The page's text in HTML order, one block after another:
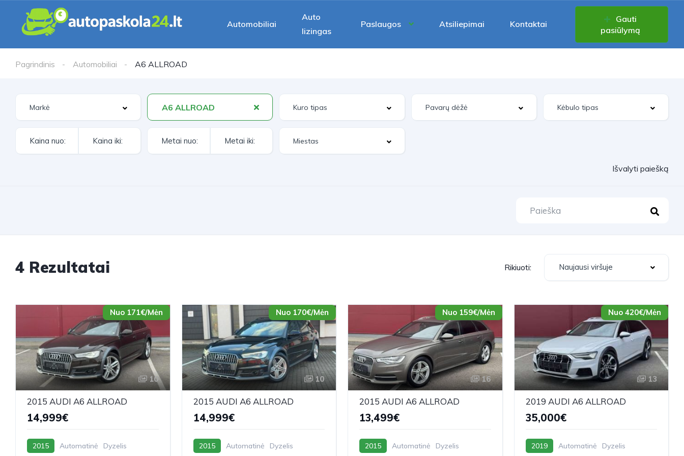
Automobiliai
Auto
lizingas
Paslaugos Atsiliepimai Kontaktai
Gauti
pasiūlymą
Pagrindinis Automobiliai A6 ALLROAD
A6 ALLROAD
Išvalyti paiešką
4 Rezultatai Rikiuoti: Naujausi viršuje
Nuo 171€/Mėn
10
2015 AUDI A6 ALLROAD
14,999€
2015 Automatinė Dyzelis
Nuo 170€/Mėn
10
2015 AUDI A6 ALLROAD
14,999€
2015 Automatinė Dyzelis
Nuo 159€/Mėn
16
2015 AUDI A6 ALLROAD
13,499€
2015 Automatinė Dyzelis
Nuo 420€/Mėn
13
2019 AUDI A6 ALLROAD
35,000€
2019 Automatinė Dyzelis